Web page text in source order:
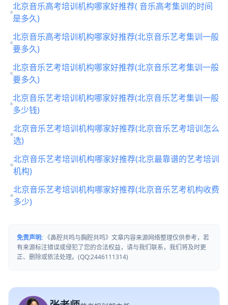
北京音乐高考培训机构哪家好推荐( 音乐高考集训的时间
是多久)
北京音乐高考培训机构哪家好推荐(北京音乐艺考集训一般
要多久)
北京音乐艺考培训机构哪家好推荐(北京音乐艺考集训一般
要多久)
北京音乐艺考培训机构哪家好推荐(北京音乐艺考集训一般
多少钱)
北京音乐艺考培训机构哪家好推荐(北京音乐艺考培训怎么
选)
北京音乐艺考培训机构哪家好推荐(北京最靠谱的艺考培训
机构)
北京音乐艺考培训机构哪家好推荐(北京音乐艺考机构收费
多少)
免责声明: 《鼻腔共鸣与胸腔共鸣》文章内容来源网络整理仅供参考，若
有来源标注错误或侵犯了您的合法权益，请与我们联系，我们将及时更
正、删除或依法处理。(QQ:2446111314)